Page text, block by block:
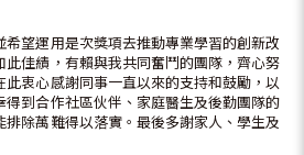
希望運用是次獎項去推動專業學習的創新改
此佳績，有賴與我共同奮鬥的團隊，齊心努
此衷心感謝同事一直以來的支持和鼓勵，以
得到合作社區伙伴、家庭醫生及後勤團隊的
排除萬難得以落實。最後多謝家人、學生及